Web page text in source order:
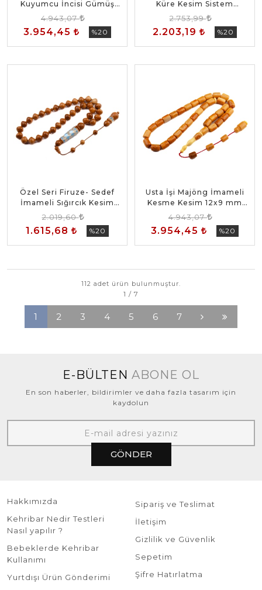
Kuyumcu İncisi Gümüş
Püsküllü Tesbih
4.943,07
3.954,45 %20
Küre Kesim Sistem
Püsküllü Kuka Tesbih
2.753,99
2.203,19 %20
Özel Seri Firuze- Sedef
İmameli Sığırcık Kesim
10x10 mm Sistem
Püsküllü Kuka Tesbih
2.019,60
1.615,68 %20
Usta İşi Majöng İmameli
Kesme Kesim 12x9 mm
Sistem Püsküllü Kuka
Tesbih
4.943,07
3.954,45 %20
112 adet ürün bulunmuştur.
1 2 3 4 5 6 7
E-BÜLTEN ABONE OL
En son haberler, bildirimler ve daha fazla tasarım için
kaydolun
GÖNDER
Hakkımızda
Kehribar Nedir Testleri
Nasıl yapılır ?
Bebeklerde Kehribar
Kullanımı
Yurtdışı Ürün Gönderimi
Sipariş ve Teslimat
İletişim
Gizlilik ve Güvenlik
Sepetim
Şifre Hatırlatma